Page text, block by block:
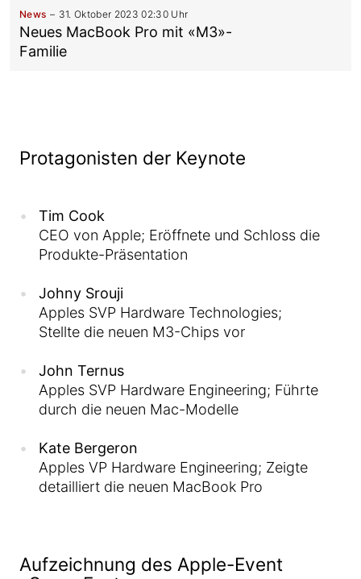
News 31. Oktober 2023 02:30 Uhr
Neues MacBook Pro mit «M3»-
Familie
Protagonisten der Keynote
Tim Cook
CEO von Apple; Eröffnete und Schloss die
Produkte-Präsentation
Johny Srouji
Apples SVP Hardware Technologies;
Stellte die neuen M3-Chips vor
John Ternus
Apples SVP Hardware Engineering; Führte
durch die neuen Mac-Modelle
Kate Bergeron
Apples VP Hardware Engineering; Zeigte
detailliert die neuen MacBook Pro
Aufzeichnung des Apple-Event